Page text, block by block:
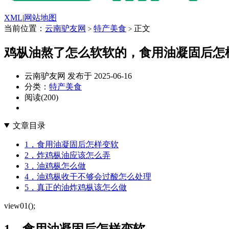
XML|网站地图
当前位置： 云南驴友网 > 特产美食 > 正文
鸡枞油熬了怎么软软的，食用油凝固后怎
云南驴友网 发布于 2025-06-16
分类： 特产美食
阅读(200)
文章目录
1，食用油凝固后怎样变软
2，炸鸡枞油应该怎么弄
3，油鸡枞怎么做
4，油鸡枞收干不够会过酸怎么处理
5，真正的油炸鸡枞该怎么做
view01();